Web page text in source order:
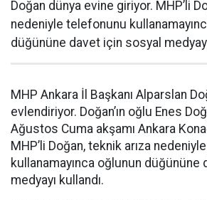
Doğan dünya evine giriyor. MHP’li
nedeniyle telefonunu
düğününe davet için sosyal
MHP Ankara İl Başkanı Alparslan
evlendiriyor. Doğan’ın oğlu Enes
Ağustos Cuma akşamı Ankara
MHP’li Doğan, teknik arıza
kullanamayınca oğlunun düğününe
medyayı kullandı.